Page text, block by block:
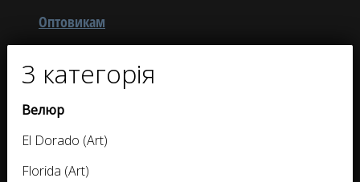
Оптовикам
3 категорія
Велюр
El Dorado (Art)
Florida (Art)